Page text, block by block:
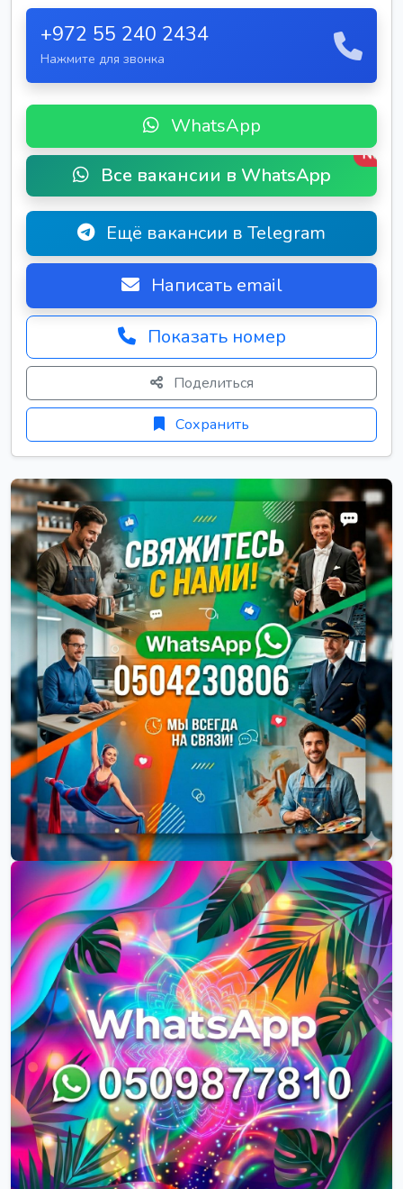
+972 55 240 2434
Нажмите для звонка
WhatsApp
Все вакансии в WhatsApp
New
Ещё вакансии в Telegram
Написать email
Показать номер
Поделиться
Сохранить